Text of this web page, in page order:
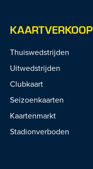
KAARTVERKOOP
Thuiswedstrijden
Uitwedstrijden
Clubkaart
Seizoenkaarten
Kaartenmarkt
Stadionverboden